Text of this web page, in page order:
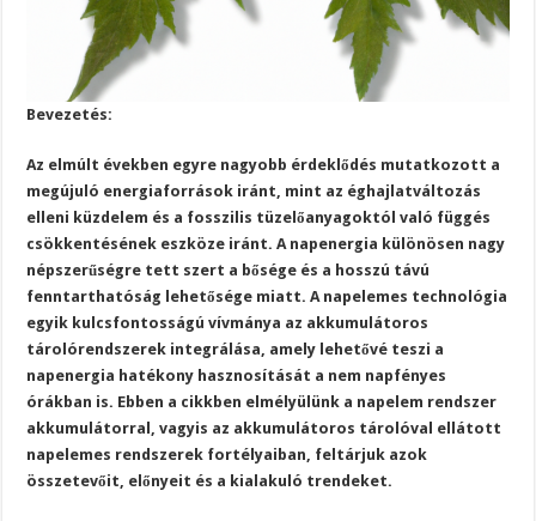
Bevezetés:
Az elmúlt években egyre nagyobb érdeklődés mutatkozott a
megújuló energiaforrások iránt, mint az éghajlatváltozás
elleni küzdelem és a fosszilis tüzelőanyagoktól való függés
csökkentésének eszköze iránt. A napenergia különösen nagy
népszerűségre tett szert a bősége és a hosszú távú
fenntarthatóság lehetősége miatt. A napelemes technológia
egyik kulcsfontosságú vívmánya az akkumulátoros
tárolórendszerek integrálása, amely lehetővé teszi a
napenergia hatékony hasznosítását a nem napfényes
órákban is. Ebben a cikkben elmélyülünk a napelem rendszer
akkumulátorral, vagyis az akkumulátoros tárolóval ellátott
napelemes rendszerek fortélyaiban, feltárjuk azok
összetevőit, előnyeit és a kialakuló trendeket.